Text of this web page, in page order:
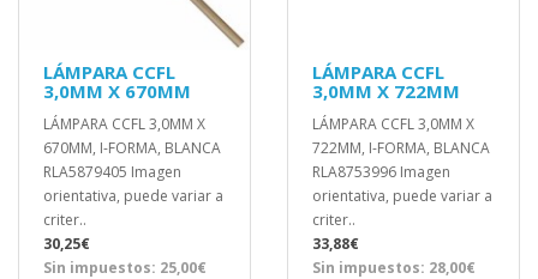
LÁMPARA CCFL
3,0MM X 670MM
LÁMPARA CCFL 3,0MM X
670MM, I-FORMA, BLANCA
RLA5879405 Imagen
orientativa, puede variar a
criter..
30,25€
Sin impuestos: 25,00€
LÁMPARA CCFL
3,0MM X 722MM
LÁMPARA CCFL 3,0MM X
722MM, I-FORMA, BLANCA
RLA8753996 Imagen
orientativa, puede variar a
criter..
33,88€
Sin impuestos: 28,00€